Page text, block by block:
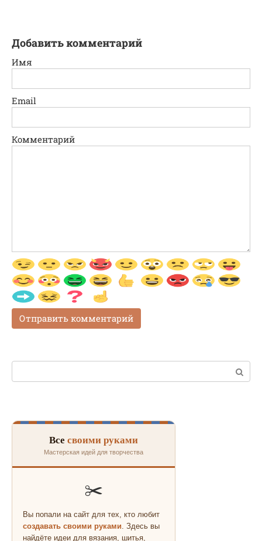
Добавить комментарий
Имя
Email
Комментарий
Поиск:
Все своими руками
Мастерская идей для творчества
✂️
Вы попали на сайт для тех, кто любит
создавать своими руками. Здесь вы
найдёте идеи для вязания, шитья,